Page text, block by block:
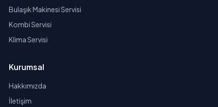
Bulaşık Makinesi Servisi
Kombi Servisi
Klima Servisi
Kurumsal
Hakkımızda
İletişim